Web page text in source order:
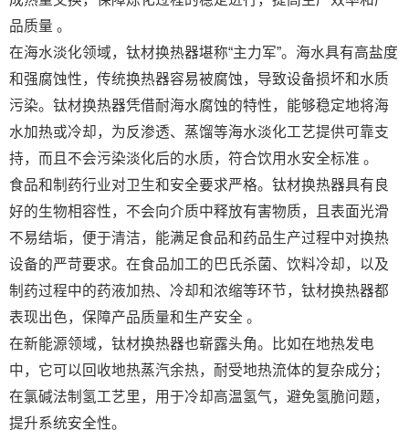
品质量 。
在海水淡化领域，钛材换热器堪称“主力军”。海水具有高盐度
和强腐蚀性，传统换热器容易被腐蚀，导致设备损坏和水质
污染。钛材换热器凭借耐海水腐蚀的特性，能够稳定地将海
水加热或冷却，为反渗透、蒸馏等海水淡化工艺提供可靠支
持，而且不会污染淡化后的水质，符合饮用水安全标准 。
食品和制药行业对卫生和安全要求严格。钛材换热器具有良
好的生物相容性，不会向介质中释放有害物质，且表面光滑
不易结垢，便于清洁，能满足食品和药品生产过程中对换热
设备的严苛要求。在食品加工的巴氏杀菌、饮料冷却，以及
制药过程中的药液加热、冷却和浓缩等环节，钛材换热器都
表现出色，保障产品质量和生产安全 。
在新能源领域，钛材换热器也崭露头角。比如在地热发电
中，它可以回收地热蒸汽余热，耐受地热流体的复杂成分；
在氯碱法制氢工艺里，用于冷却高温氢气，避免氢脆问题，
提升系统安全性。